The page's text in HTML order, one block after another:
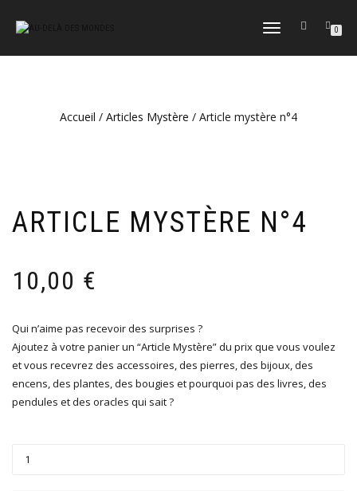
DÉPLIER
NAVIGATION
0
Accueil / Articles Mystère / Article mystère n°4
ARTICLE MYSTÈRE N°4
10,00 €
Qui n’aime pas recevoir des surprises ?
Ajoutez à votre panier un “Article Mystère” du prix que vous voulez
et vous recevrez des accessoires, des pierres, des bijoux, des
encens, des plantes, des bougies et pourquoi pas des livres, des
pendules et des oracles qui sait ?